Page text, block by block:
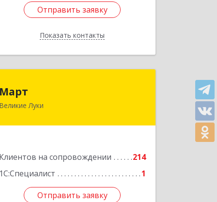
Отправить заявку
Показать контакты
Отправить заявку
Назад
Март
Великие Луки
Клиентов на сопровождении
214
1С:Специалист
1
Отправить заявку
182113, Псковская обл, Великие Луки
Отправить заявку